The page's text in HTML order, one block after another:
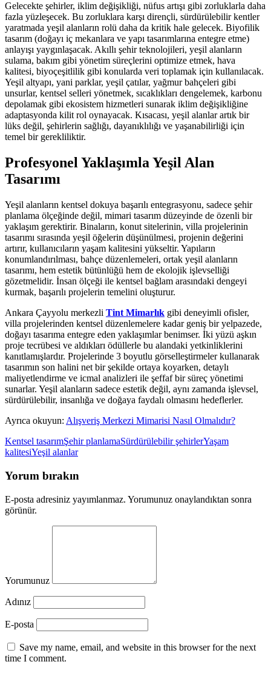
Gelecekte şehirler, iklim değişikliği, nüfus artışı gibi zorluklarla daha
fazla yüzleşecek. Bu zorluklara karşı dirençli, sürdürülebilir kentler
yaratmada yeşil alanların rolü daha da kritik hale gelecek. Biyofilik
tasarım (doğayı iç mekanlara ve yapı tasarımlarına entegre etme)
anlayışı yaygınlaşacak. Akıllı şehir teknolojileri, yeşil alanların
sulama, bakım gibi yönetim süreçlerini optimize etmek, hava
kalitesi, biyoçeşitlilik gibi konularda veri toplamak için kullanılacak.
Yeşil altyapı, yani parklar, yeşil çatılar, yağmur bahçeleri gibi
unsurlar, kentsel selleri yönetmek, sıcaklıkları dengelemek, karbonu
depolamak gibi ekosistem hizmetleri sunarak iklim değişikliğine
adaptasyonda kilit rol oynayacak. Kısacası, yeşil alanlar artık bir
lüks değil, şehirlerin sağlığı, dayanıklılığı ve yaşanabilirliği için
temel bir gerekliliktir.
Profesyonel Yaklaşımla Yeşil Alan
Tasarımı
Yeşil alanların kentsel dokuya başarılı entegrasyonu, sadece şehir
planlama ölçeğinde değil, mimari tasarım düzeyinde de özenli bir
yaklaşım gerektirir. Binaların, konut sitelerinin, villa projelerinin
tasarımı sırasında yeşil öğelerin düşünülmesi, projenin değerini
artırır, kullanıcıların yaşam kalitesini yükseltir. Yapıların
konumlandırılması, bahçe düzenlemeleri, ortak yeşil alanların
tasarımı, hem estetik bütünlüğü hem de ekolojik işlevselliği
gözetmelidir. İnsan ölçeği ile kentsel bağlam arasındaki dengeyi
kurmak, başarılı projelerin temelini oluşturur.
Ankara Çayyolu merkezli Tint Mimarlık gibi deneyimli ofisler,
villa projelerinden kentsel düzenlemelere kadar geniş bir yelpazede,
doğayı tasarıma entegre eden yaklaşımlar benimser. İki yüzü aşkın
proje tecrübesi ve aldıkları ödüllerle bu alandaki yetkinliklerini
kanıtlamışlardır. Projelerinde 3 boyutlu görselleştirmeler kullanarak
tasarımın son halini net bir şekilde ortaya koyarken, detaylı
maliyetlendirme ve icmal analizleri ile şeffaf bir süreç yönetimi
sunarlar. Yeşil alanların sadece estetik değil, aynı zamanda işlevsel,
sürdürülebilir, insanlığa ve doğaya faydalı olmasını hedeflerler.
Ayrıca okuyun: Alışveriş Merkezi Mimarisi Nasıl Olmalıdır?
Kentsel tasarımŞehir planlamaSürdürülebilir şehirlerYaşam
kalitesiYeşil alanlar
Yorum bırakın
E-posta adresiniz yayımlanmaz. Yorumunuz onaylandıktan sonra
görünür.
Yorumunuz
Adınız
E-posta
Save my name, email, and website in this browser for the next
time I comment.